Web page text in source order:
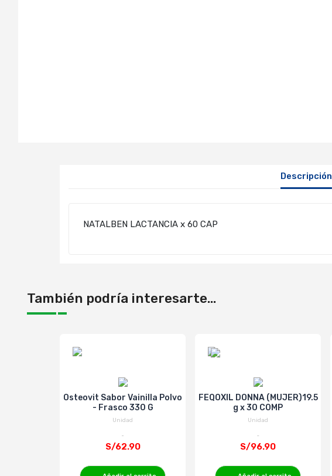
Descripción
NATALBEN LACTANCIA x 60 CAP
También podría interesarte...
Osteovit Sabor Vainilla Polvo
- Frasco 330 G
Unidad
S/62.90
FEQOXIL DONNA (MUJER)19.5
g x 30 COMP
Unidad
S/96.90